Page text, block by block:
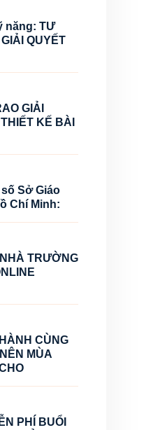
năng: TƯ
QUYẾT
GIẢI
KẾ BÀI
Sở Giáo
Chí Minh:
TRƯỜNG
CÙNG
MÙA
PHÍ BUỔI